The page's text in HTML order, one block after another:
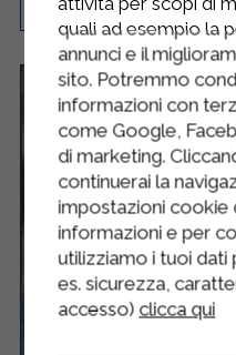
quali ad esempio la
annunci e il
sito. Potremmo
informazioni con
come Google,
di marketing.
continuerai la
impostazioni cookie
informazioni e per
utilizziamo i tuoi dati
es. sicurezza,
accesso) clicca qui